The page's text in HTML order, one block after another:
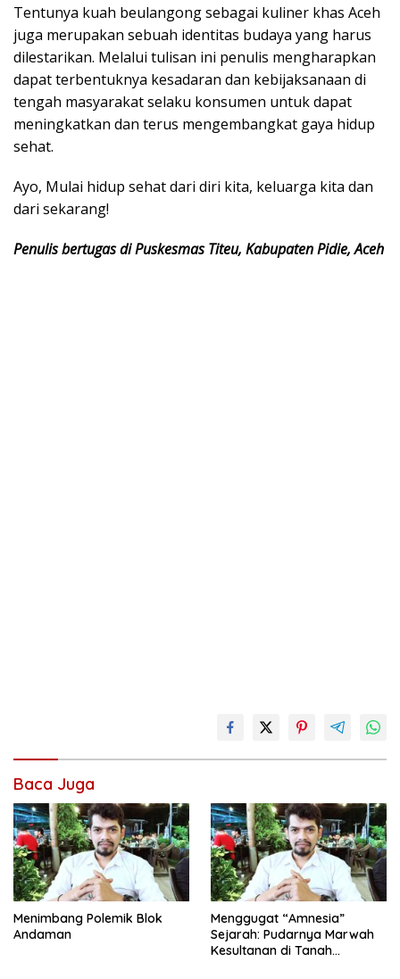
Tentunya kuah beulangong sebagai kuliner khas Aceh
juga merupakan sebuah identitas budaya yang harus
dilestarikan. Melalui tulisan ini penulis mengharapkan
dapat terbentuknya kesadaran dan kebijaksanaan di
tengah masyarakat selaku konsumen untuk dapat
meningkatkan dan terus mengembangkat gaya hidup
sehat.
Ayo, Mulai hidup sehat dari diri kita, keluarga kita dan
dari sekarang!
Penulis bertugas di Puskesmas Titeu, Kabupaten Pidie, Aceh
Baca Juga
Menimbang Polemik Blok
Andaman
Menggugat “Amnesia”
Sejarah: Pudarnya Marwah
Kesultanan di Tanah